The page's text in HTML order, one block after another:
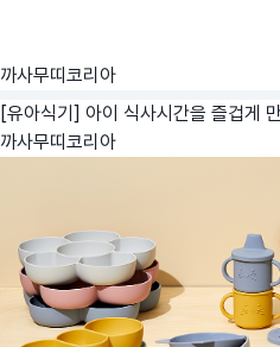
까사무띠코리아
[유아식기] 아이 식사시간을 즐겁게
까사무띠코리아